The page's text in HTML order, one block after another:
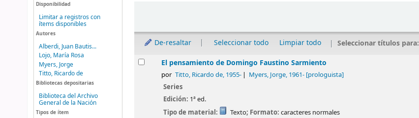
Disponibilidad
Limitar a registros con
ítems disponibles
Autores
Alberdi, Juan Bautis...
Lojo, María Rosa
Myers, Jorge
Titto, Ricardo de
Bibliotecas depositarias
Biblioteca del Archivo
General de la Nación
Tipos de ítem
De-resaltar Seleccionar todo Limpiar todo Seleccionar títulos para:
ResultadosEl pensamiento de Domingo Faustino Sarmiento
por Titto, Ricardo de, 1955- Myers, Jorge, 1961-[prologuista]
Series
Edición: 1ª ed.
Tipo de material:
Texto; Formato: caracteres normales